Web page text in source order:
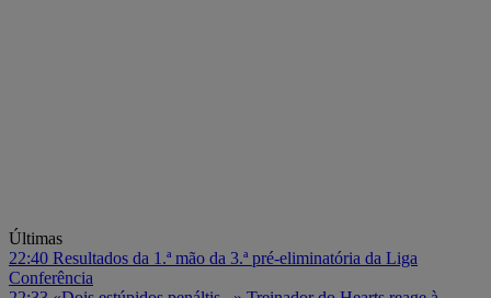
Últimas
22:40 Resultados da 1.ª mão da 3.ª pré-eliminatória da Liga
Conferência